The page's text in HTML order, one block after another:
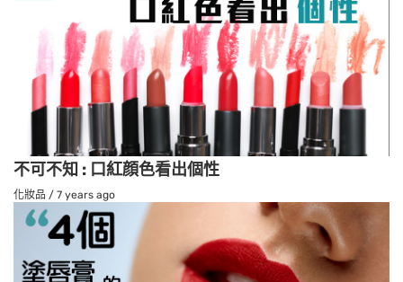
不可不知 : 口紅顔色看出個性
化妝品 / 7 years ago